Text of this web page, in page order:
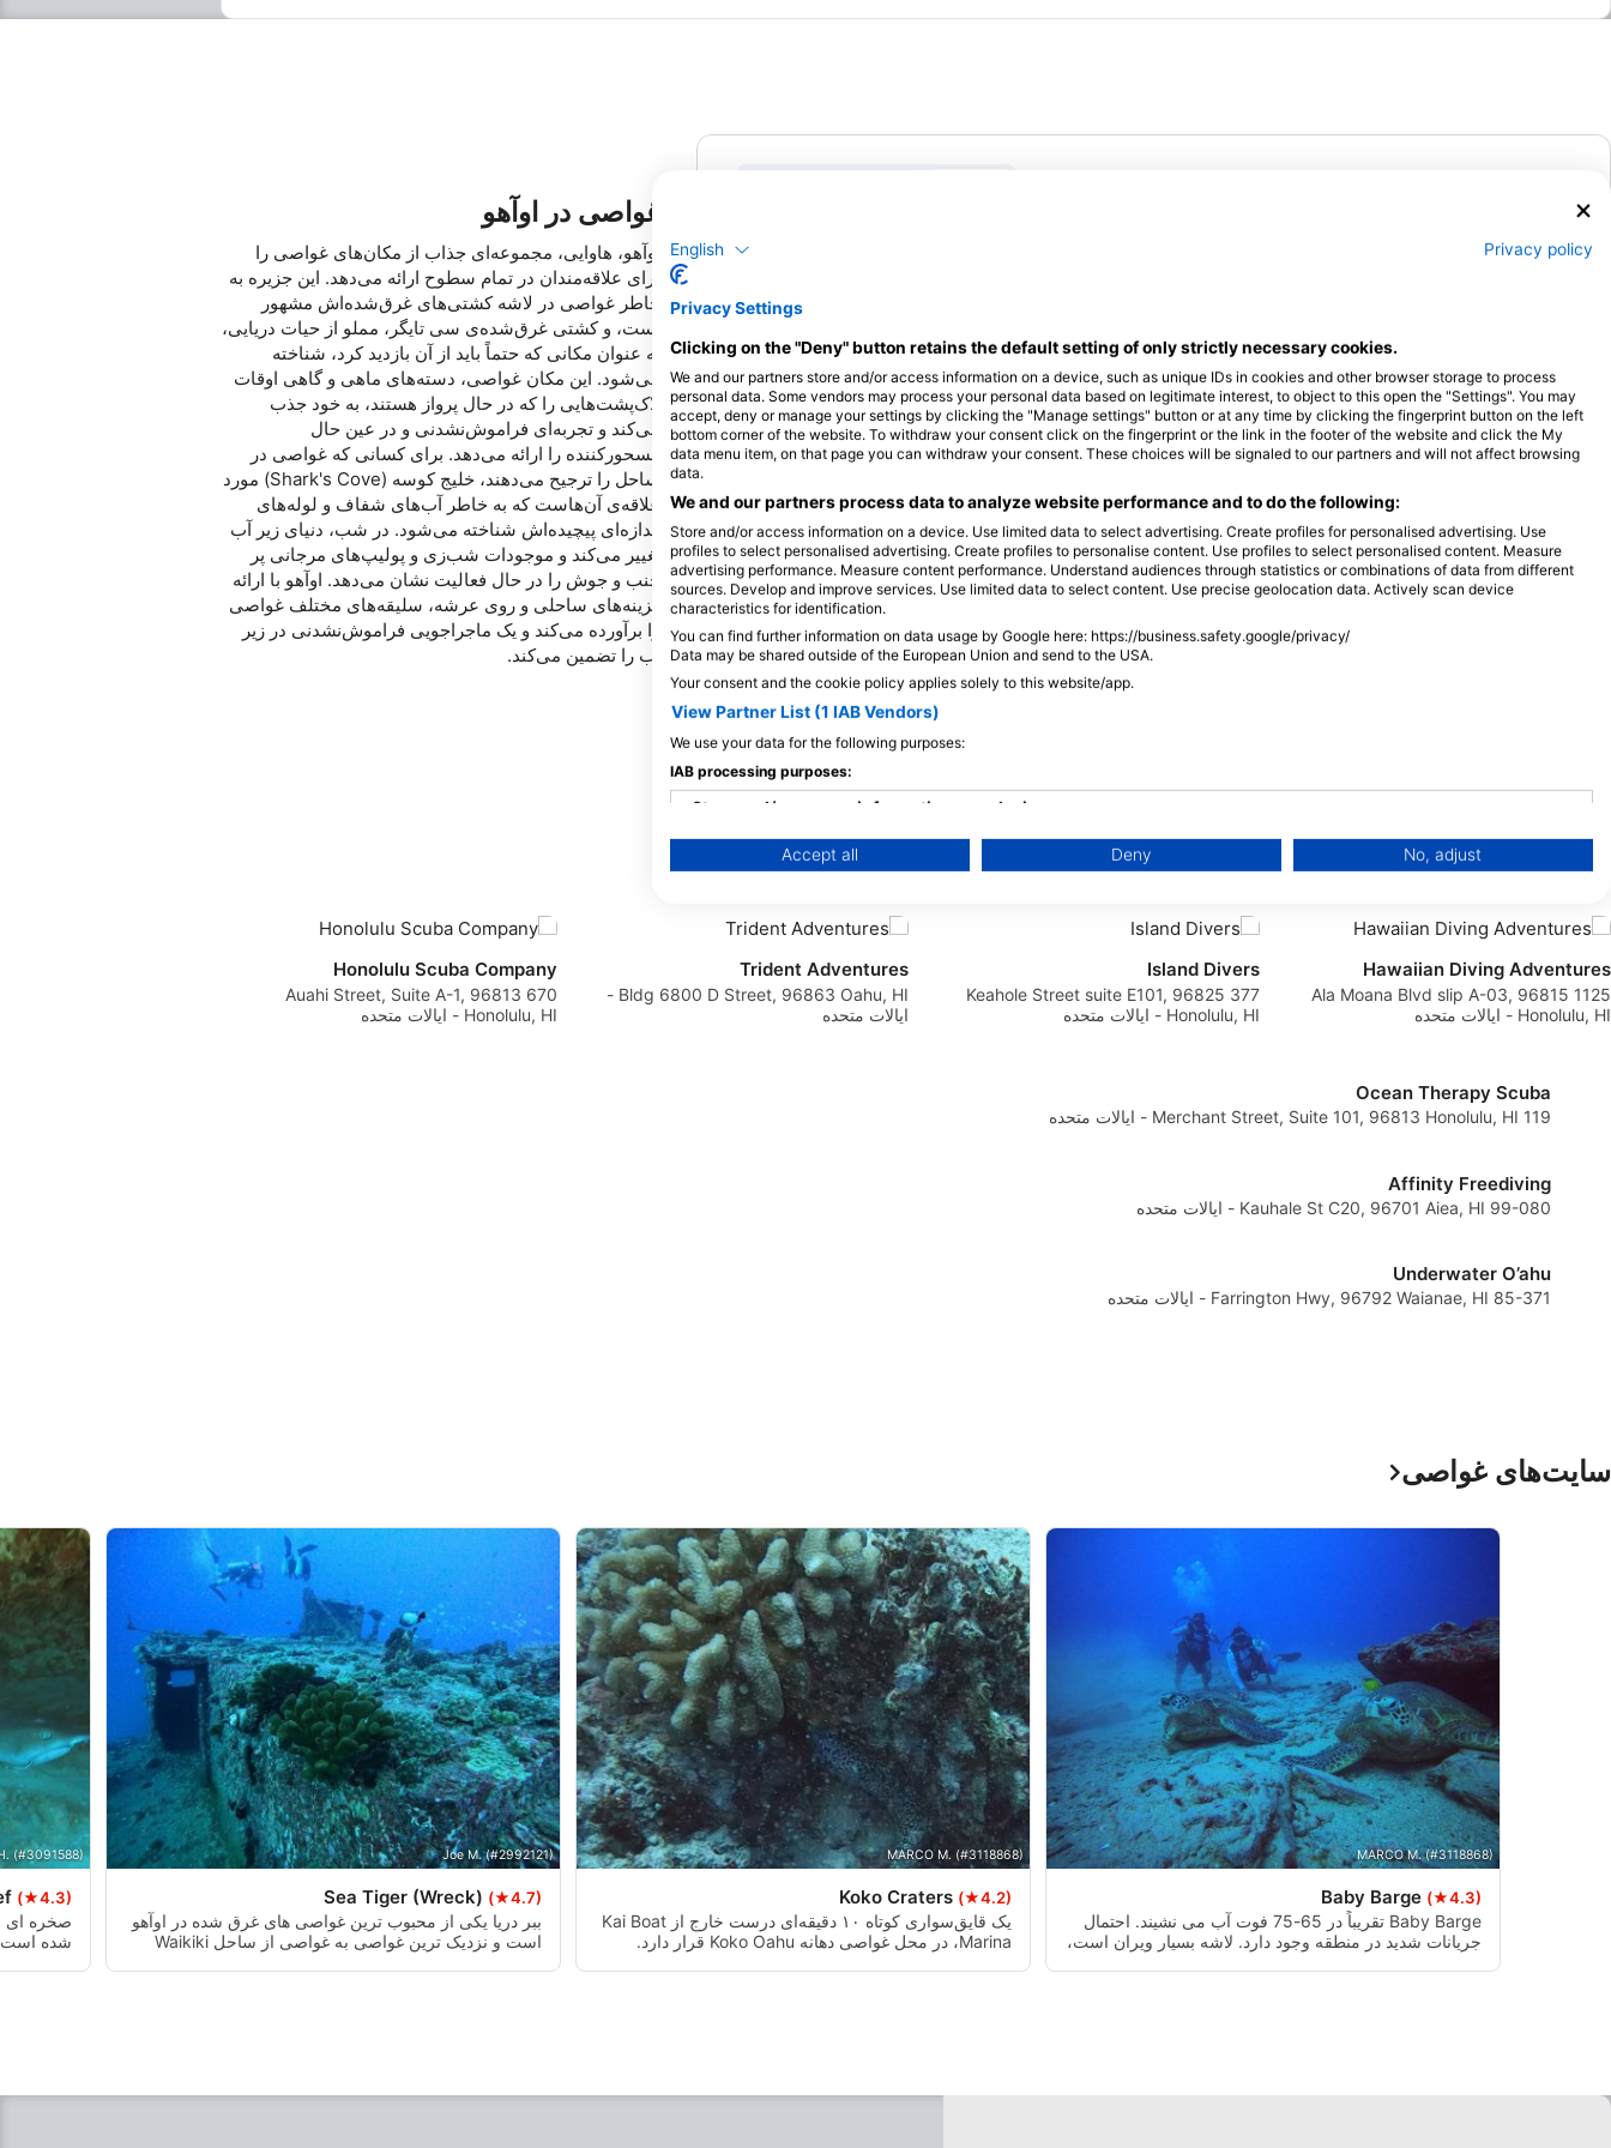
غواصی در اوآهو
اوآهو، هاوایی، مجموعه‌ای جذاب از مکان‌های غواصی را
برای علاقه‌مندان در تمام سطوح ارائه می‌دهد. این جزیره به
خاطر غواصی در لاشه کشتی‌های غرق‌شده‌اش مشهور
است، و کشتی غرق‌شده‌ی سی تایگر، مملو از حیات دریایی،
به عنوان مکانی که حتماً باید از آن بازدید کرد، شناخته
می‌شود. این مکان غواصی، دسته‌های ماهی و گاهی اوقات
لاک‌پشت‌هایی را که در حال پرواز هستند، به خود جذب
می‌کند و تجربه‌ای فراموش‌نشدنی و در عین حال
مسحورکننده را ارائه می‌دهد. برای کسانی که غواصی در
ساحل را ترجیح می‌دهند، خلیج کوسه (Shark's Cove) مورد
علاقه‌ی آن‌هاست که به خاطر آب‌های شفاف و لوله‌های
گدازه‌ای پیچیده‌اش شناخته می‌شود. در شب، دنیای زیر آب
تغییر می‌کند و موجودات شب‌زی و پولیپ‌های مرجانی پر
جنب و جوش را در حال فعالیت نشان می‌دهد. اوآهو با ارائه
گزینه‌های ساحلی و روی عرشه، سلیقه‌های مختلف غواصی
را برآورده می‌کند و یک ماجراجویی فراموش‌نشدنی در زیر
آب را تضمین می‌کند.
مراکز غوص
Hawaiian Diving Adventures
1125 Ala Moana Blvd slip A-03, 96815
Honolulu, HI - ایالات متحده
Island Divers
377 Keahole Street suite E101, 96825
Honolulu, HI - ایالات متحده
Trident Adventures
Bldg 6800 D Street, 96863 Oahu, HI -
ایالات متحده
Honolulu Scuba Company
670 Auahi Street, Suite A-1, 96813
Honolulu, HI - ایالات متحده
Ocean Therapy Scuba
119 Merchant Street, Suite 101, 96813 Honolulu, HI - ایالات متحده
Affinity Freediving
99-080 Kauhale St C20, 96701 Aiea, HI - ایالات متحده
Underwater O’ahu
85-371 Farrington Hwy, 96792 Waianae, HI - ایالات متحده
سایت‌های غواصی
MARCO M. (#3118868)
Baby Barge (★4.3)
Baby Barge تقریباً در 65-75 فوت آب می نشیند. احتمال
جریانات شدید در منطقه وجود دارد. لاشه بسیار ویران است،
MARCO M. (#3118868)
Koko Craters (★4.2)
یک قایق‌سواری کوتاه ۱۰ دقیقه‌ای درست خارج از Kai Boat
Marina، در محل غواصی دهانه Koko Oahu قرار دارد.
Joe M. (#2992121)
Sea Tiger (Wreck) (★4.7)
ببر دریا یکی از محبوب ترین غواصی های غرق شده در اوآهو
است و نزدیک ترین غواصی به غواصی از ساحل Waikiki
(#3091588)
(★4.3)
صخره ای
English Privacy policy
Privacy Settings
Clicking on the "Deny" button retains the default setting of only strictly necessary cookies.
We and our partners store and/or access information on a device, such as unique IDs in cookies and other browser storage to process
personal data. Some vendors may process your personal data based on legitimate interest, to object to this open the "Settings". You may
accept, deny or manage your settings by clicking the "Manage settings" button or at any time by clicking the fingerprint button on the left
bottom corner of the website. To withdraw your consent click on the fingerprint or the link in the footer of the website and click the My
data menu item, on that page you can withdraw your consent. These choices will be signaled to our partners and will not affect browsing
data.
We and our partners process data to analyze website performance and to do the following:
Store and/or access information on a device. Use limited data to select advertising. Create profiles for personalised advertising. Use
profiles to select personalised advertising. Create profiles to personalise content. Use profiles to select personalised content. Measure
advertising performance. Measure content performance. Understand audiences through statistics or combinations of data from different
sources. Develop and improve services. Use limited data to select content. Use precise geolocation data. Actively scan device
characteristics for identification.
You can find further information on data usage by Google here: https://business.safety.google/privacy/
Data may be shared outside of the European Union and send to the USA.
Your consent and the cookie policy applies solely to this website/app.
View Partner List (1 IAB Vendors)
We use your data for the following purposes:
IAB processing purposes:
Store and/or access information on a device
Use limited data to select advertising
Create profiles to personalise content
Understand audiences through statistics or combinations of data from different sources
Performance
Functional
Advertising
Accept all Deny No, adjust